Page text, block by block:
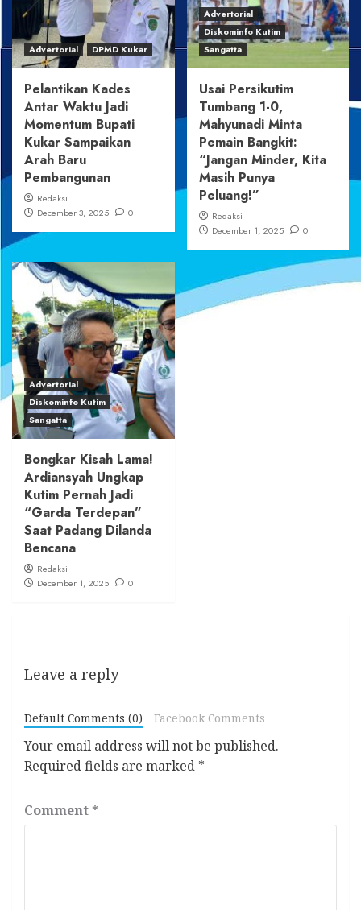
Advertorial DPMD Kukar
Pelantikan Kades
Antar Waktu Jadi
Momentum Bupati
Kukar Sampaikan
Arah Baru
Pembangunan
Redaksi
December 3, 2025
0
Advertorial
Diskominfo Kutim
Sangatta
Usai Persikutim
Tumbang 1-0,
Mahyunadi Minta
Pemain Bangkit:
“Jangan Minder, Kita
Masih Punya
Peluang!”
Redaksi
December 1, 2025
0
Advertorial
Diskominfo Kutim
Sangatta
Bongkar Kisah Lama!
Ardiansyah Ungkap
Kutim Pernah Jadi
“Garda Terdepan”
Saat Padang Dilanda
Bencana
Redaksi
December 1, 2025
0
Leave a reply
Default Comments (0) Facebook Comments
Your email address will not be published.
Required fields are marked *
Comment *